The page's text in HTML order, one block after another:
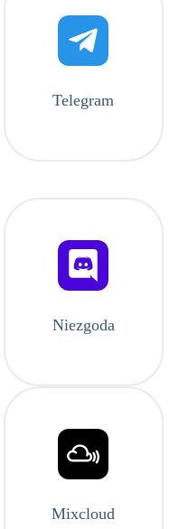
Telegram
Niezgoda
Mixcloud